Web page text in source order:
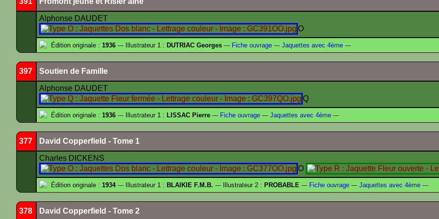
Alphonse DAUDET
O
Édition originale : 1936 --- Illustrateur 1 : DUTRIAC Georges --- Fiche ouvrage --- Jaquettes avec 4ème ---
397 Soutien de Famille
Alphonse DAUDET
Q
Édition originale : 1936 --- Illustrateur 1 : LISSAC Pierre --- Fiche ouvrage --- Jaquettes avec 4ème ---
377 David Copperfield - Tome 1
Charles DICKENS
O
Édition originale : 1934--- Illustrateur 1 : BLAIKIE F.M.B. --- Illustrateur 2 : PROBABLE --- Fiche ouvrage --- Jaquettes avec 4ème ---
378 David Copperfield - Tome 2